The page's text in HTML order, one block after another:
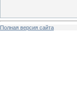
Полная версия сайта